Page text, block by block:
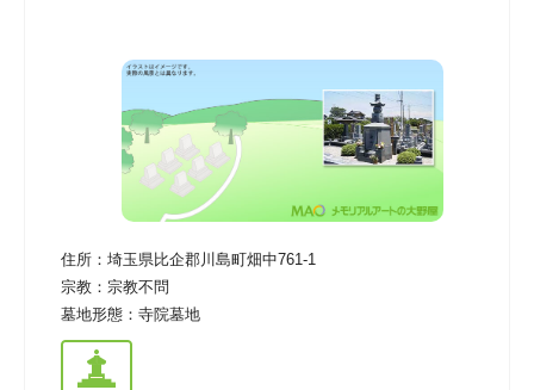
住所： 埼玉県比企郡川島町畑中761-1
宗教： 宗教不問
墓地形態： 寺院墓地